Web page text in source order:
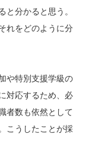
と分かると思う。
れをどのように分
や特別支援学級の
対応するため、必
者数も依然として
こうしたことが採